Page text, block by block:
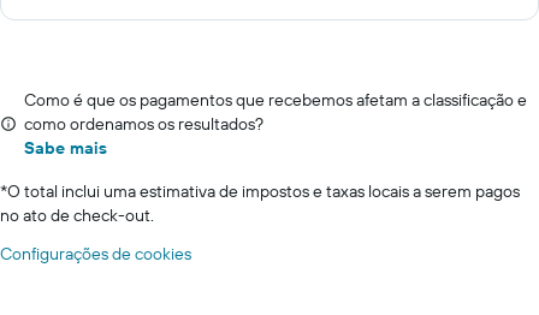
Como é que os pagamentos que recebemos afetam a classificação e
como ordenamos os resultados?
Sabe mais
*O total inclui uma estimativa de impostos e taxas locais a serem pagos
no ato de check-out.
Configurações de cookies